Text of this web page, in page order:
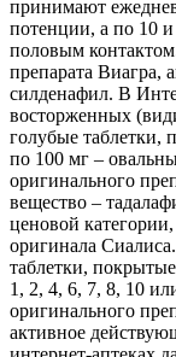
принимают
потенции, а по 10
половым
препарата Виагра,
силденафил. В
восторженных
голубые таблетки,
по 100 мг –
оригинального
вещество –
ценовой
оригинала
таблетки,
1, 2, 4, 6, 7, 8, 10
оригинального
активное